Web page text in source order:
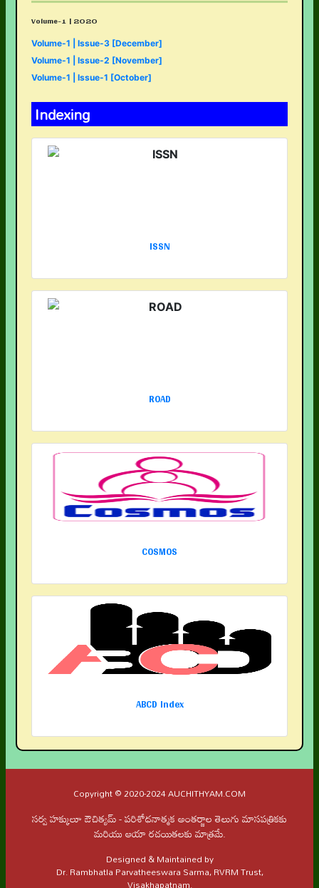
Volume-1 | 2020
Volume-1 | Issue-3 [December]
Volume-1 | Issue-2 [November]
Volume-1 | Issue-1 [October]
Indexing
ISSN
ROAD
COSMOS
ABCD Index
Copyright © 2020-2024 AUCHITHYAM.COM
సర్వ హక్కులూ ఔచిత్యమ్ - పరిశోధనాత్మక అంతర్జాల తెలుగు మాసపత్రికకు
మరియు ఆయా రచయితలకు మాత్రమే.
Designed & Maintained by
Dr. Rambhatla Parvatheeswara Sarma, RVRM Trust,
Visakhapatnam.